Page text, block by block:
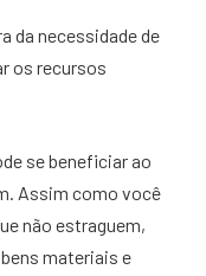
da necessidade de
os recursos
se beneficiar ao
Assim como você
não estraguem,
materiais e